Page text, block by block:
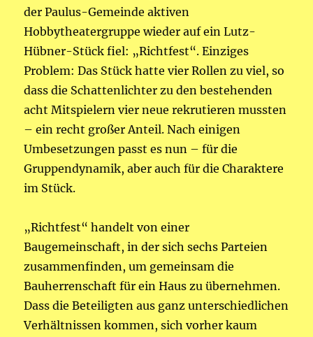
der Paulus-Gemeinde aktiven
Hobbytheatergruppe wieder auf ein Lutz-
Hübner-Stück fiel: „Richtfest“. Einziges
Problem: Das Stück hatte vier Rollen zu viel, so
dass die Schattenlichter zu den bestehenden
acht Mitspielern vier neue rekrutieren mussten
– ein recht großer Anteil. Nach einigen
Umbesetzungen passt es nun – für die
Gruppendynamik, aber auch für die Charaktere
im Stück.
„Richtfest“ handelt von einer
Baugemeinschaft, in der sich sechs Parteien
zusammenfinden, um gemeinsam die
Bauherrenschaft für ein Haus zu übernehmen.
Dass die Beteiligten aus ganz unterschiedlichen
Verhältnissen kommen, sich vorher kaum